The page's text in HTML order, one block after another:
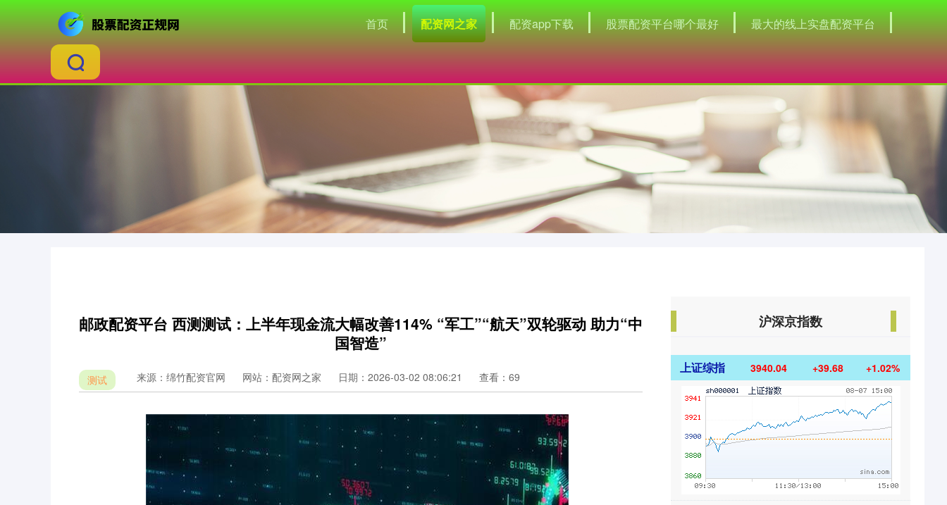
首页 配资网之家 配资app下载 股票配资平台哪个最好 最大的线上实盘配资平台
邮政配资平台 西测测试：上半年现金流大幅改善114% “军工”“航天”双轮驱动 助力“中
国智造”
测试 来源：绵竹配资官网 网站：配资网之家 日期：2026-03-02 08:06:21 查看：69
沪深京指数
上证综指 3940.04 +39.68 +1.02%